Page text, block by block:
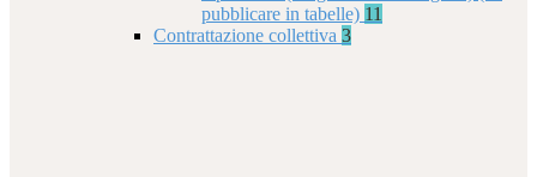
pubblicare in tabelle) 11
Contrattazione collettiva 3